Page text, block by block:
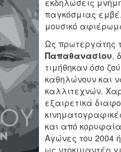
εκδηλώσεις
παγκόσμιας
μουσικό
Ως πρωτεργάτης
Παπαθανασίου,
τιμήθηκαν όσο
καθηλώνουν και
καλλιτεχνών.
εξαιρετικά
και από
Αγώνες του 2004
ως ντοκιμαντέρ